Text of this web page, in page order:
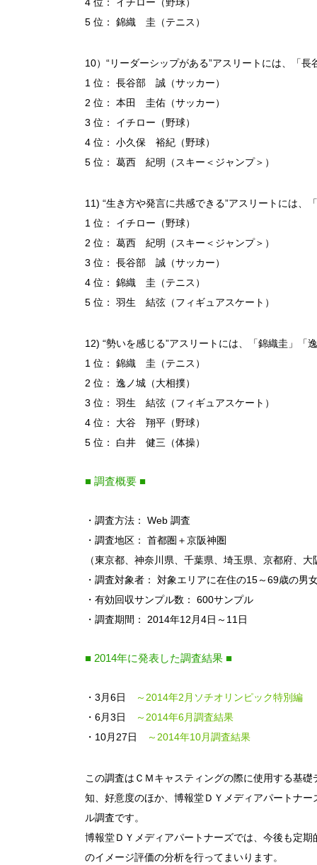
5 位： 錦織 圭（テニス）
10）“リーダーシップがある”アスリートには、「
1 位： 長谷部 誠（サッカー）
2 位： 本田 圭佑（サッカー）
3 位： イチロー（野球）
4 位： 小久保 裕紀（野球）
5 位： 葛西 紀明（スキー＜ジャンプ＞）
11) “生き方や発言に共感できる”アスリートには、
1 位： イチロー（野球）
2 位： 葛西 紀明（スキー＜ジャンプ＞）
3 位： 長谷部 誠（サッカー）
4 位： 錦織 圭（テニス）
5 位： 羽生 結弦（フィギュアスケート）
12) “勢いを感じる”アスリートには、「錦織圭」「
1 位： 錦織 圭（テニス）
2 位： 逸ノ城（大相撲）
3 位： 羽生 結弦（フィギュアスケート）
4 位： 大谷 翔平（野球）
5 位： 白井 健三（体操）
■ 調査概要 ■
・調査方法： Web 調査
・調査地区： 首都圏＋京阪神圏
（東京都、神奈川県、千葉県、埼玉県、京都府、
・調査対象者： 対象エリアに在住の15～69歳の男
・有効回収サンプル数： 600サンプル
・調査期間： 2014年12月4日～11日
■ 2014年に発表した調査結果 ■
・3月6日
～2014年2月ソチオリンピック特別編
・6月3日
～2014年6月調査結果
・10月27日
～2014年10月調査結果
この調査はＣＭキャスティングの際に使用する基
知、好意度のほか、博報堂ＤＹメディアパートナ
ル調査です。
博報堂ＤＹメディアパートナーズでは、今後も定
のイメージ評価の分析を行ってまいります。